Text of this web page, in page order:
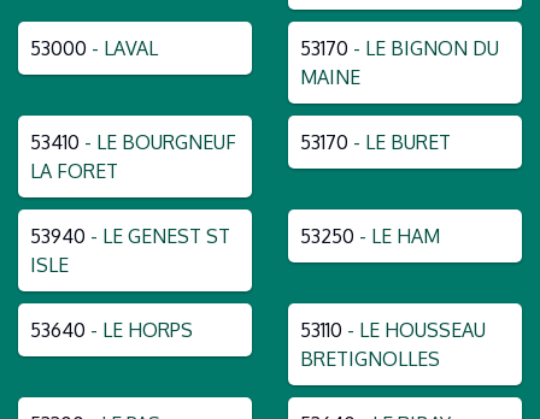
53000 - LAVAL 53170 - LE BIGNON DU
MAINE
53410 - LE BOURGNEUF
LA FORET
53170 - LE BURET
53940 - LE GENEST ST
ISLE
53250 - LE HAM
53640 - LE HORPS 53110 - LE HOUSSEAU
BRETIGNOLLES